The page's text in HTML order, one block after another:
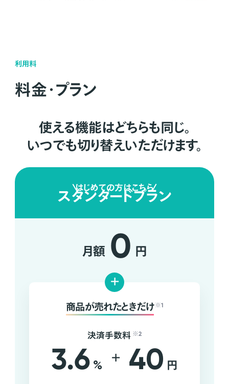
利用料
料金・プラン
使える機能はどちらも同じ。
いつでも切り替えいただけます。
はじめての方はこちら
スタンダードプラン
月額 0 円
+
商品が売れたときだけ ※1
決済手数料 ※2
3.6 % + 40 円